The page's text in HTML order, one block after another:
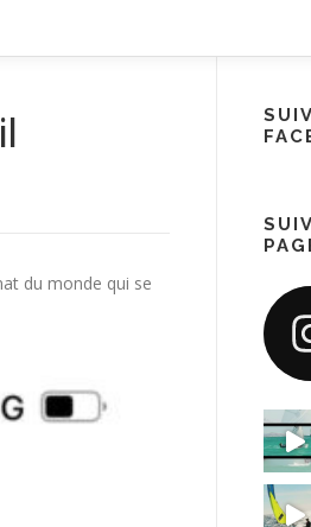
du monde qui se